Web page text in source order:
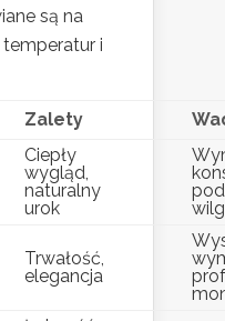
są na
temperatur i
Zalety
Ciepły
wygląd,
naturalny
urok
Trwałość,
elegancja